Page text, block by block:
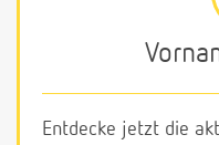
Entdecke jetzt die